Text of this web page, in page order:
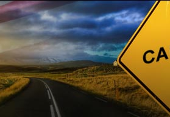
ทันที แพลตฟอร์มการเทรด
สำหรับหุ้นส่วน